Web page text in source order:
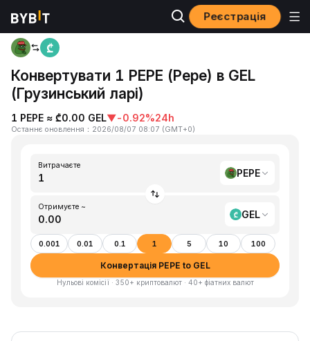
Реєстрація
Головна
Конвертувати 1 PEPE (Pepe) в GEL
(Грузинський ларі)
1 PEPE ≈ ₾0.00 GEL▼-0.92%24h
Останнє оновлення ： 2026/08/07 08:07 (GMT+0)
Витрачаєте
PEPE
Отримуєте ~
GEL
0.001 0.01 0.1 1 5 10 100
Конвертація PEPE to GEL
Нульові комісії · 350+ криптовалют · 40+ фіатних валют